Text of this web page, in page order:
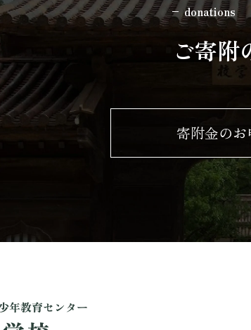
donations
ご寄附
寄附金のお